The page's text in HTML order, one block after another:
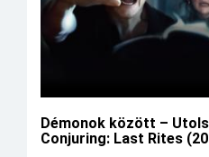
Démonok között –
Conjuring: Last Rites